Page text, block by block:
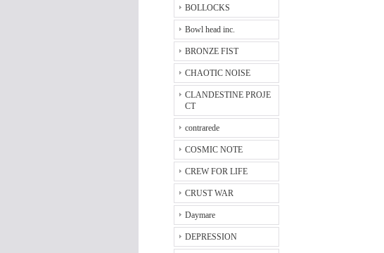
BOLLOCKS
Bowl head inc.
BRONZE FIST
CHAOTIC NOISE
CLANDESTINE PROJE
CT
contrarede
COSMIC NOTE
CREW FOR LIFE
CRUST WAR
Daymare
DEPRESSION